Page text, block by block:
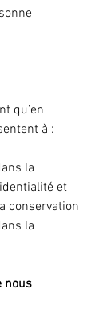
qu’en
à :
la
et
conservation
la
nous